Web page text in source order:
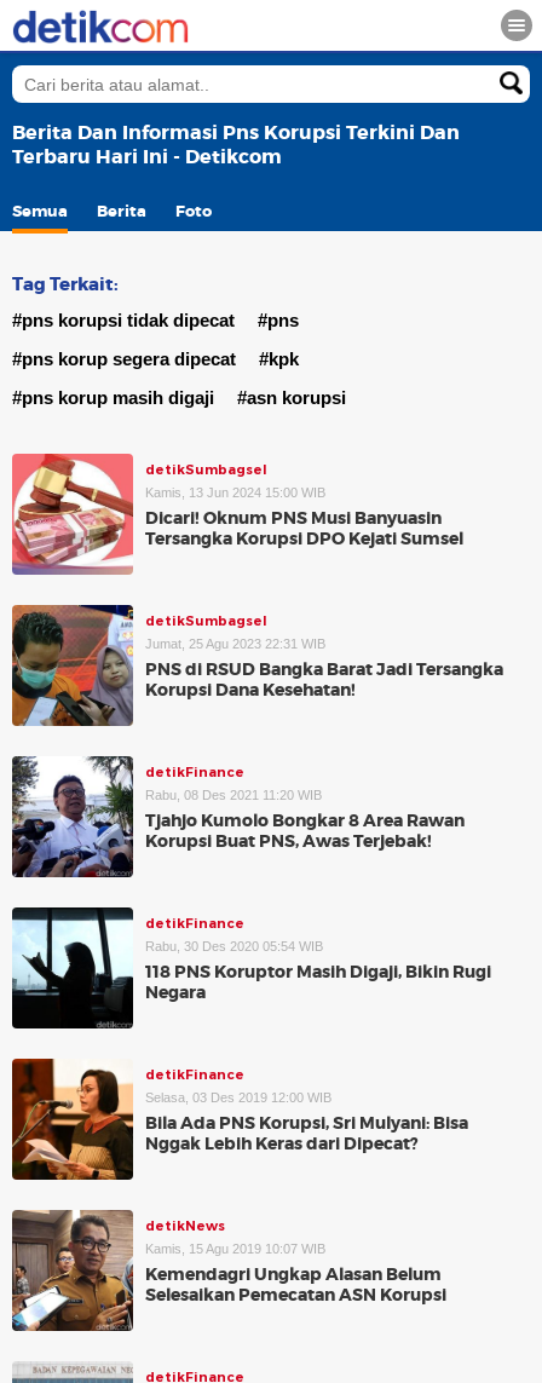
Berita Dan Informasi Pns Korupsi Terkini Dan
Terbaru Hari Ini - Detikcom
Semua Berita Foto
Tag Terkait:
#pns korupsi tidak dipecat
#pns
#pns korup segera dipecat
#kpk
#pns korup masih digaji
#asn korupsi
detikSumbagsel
Kamis, 13 Jun 2024 15:00 WIB
Dicari! Oknum PNS Musi Banyuasin
Tersangka Korupsi DPO Kejati Sumsel
detikSumbagsel
Jumat, 25 Agu 2023 22:31 WIB
PNS di RSUD Bangka Barat Jadi Tersangka
Korupsi Dana Kesehatan!
detikFinance
Rabu, 08 Des 2021 11:20 WIB
Tjahjo Kumolo Bongkar 8 Area Rawan
Korupsi Buat PNS, Awas Terjebak!
detikFinance
Rabu, 30 Des 2020 05:54 WIB
118 PNS Koruptor Masih Digaji, Bikin Rugi
Negara
detikFinance
Selasa, 03 Des 2019 12:00 WIB
Bila Ada PNS Korupsi, Sri Mulyani: Bisa
Nggak Lebih Keras dari Dipecat?
detikNews
Kamis, 15 Agu 2019 10:07 WIB
Kemendagri Ungkap Alasan Belum
Selesaikan Pemecatan ASN Korupsi
detikFinance